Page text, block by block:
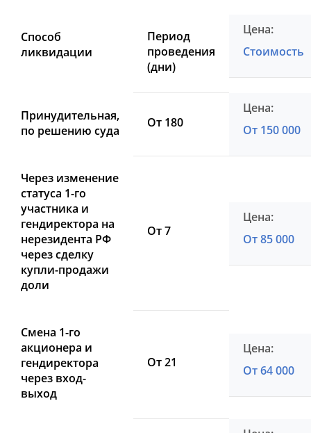
Способ
ликвидации
Период
проведения
(дни)
Стоимость
Принудительная,
по решению суда
От 180 От 150 000
Через изменение
статуса 1-го
участника и
гендиректора на
нерезидента РФ
через сделку
купли-продажи
доли
От 7
От 85 000
Смена 1-го
акционера и
гендиректора
через вход-
выход
От 21
От 64 000